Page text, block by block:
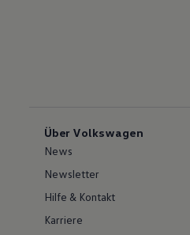
Über Volkswagen
News
Newsletter
Hilfe & Kontakt
Karriere